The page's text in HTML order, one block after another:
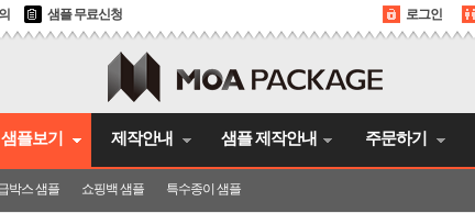
샘플 무료신청 로그인
샘플보기
박스 샘플 쇼핑백 샘플 특수종이 샘플
제작안내 샘플 제작안내 주문하기